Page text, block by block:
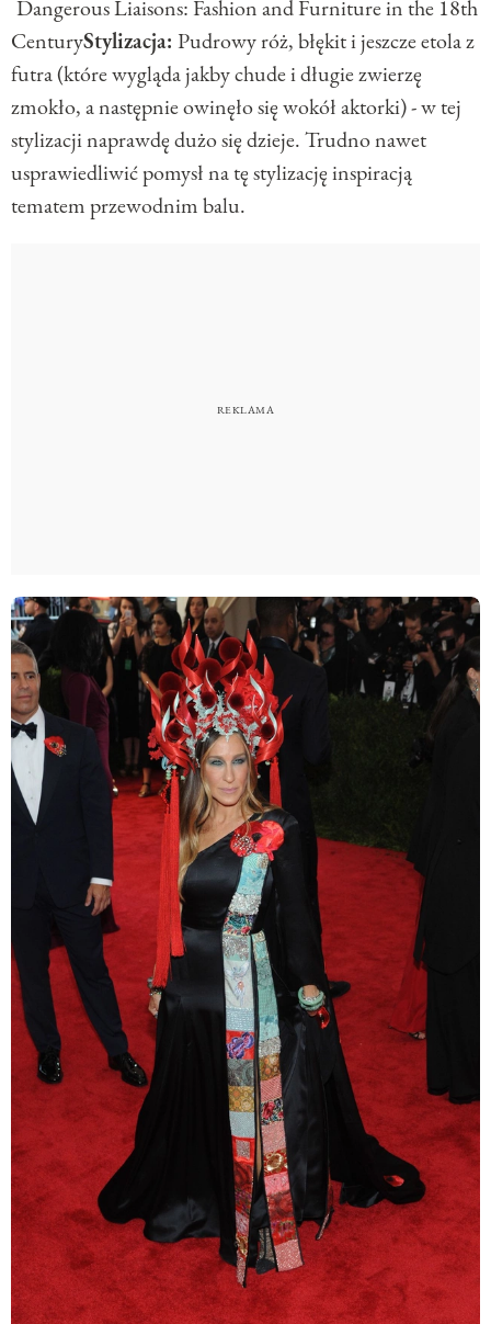
Dangerous Liaisons: Fashion and Furniture in the 18th
CenturyStylizacja: Pudrowy róż, błękit i jeszcze etola z
futra (które wygląda jakby chude i długie zwierzę
zmokło, a następnie owinęło się wokół aktorki) - w tej
stylizacji naprawdę dużo się dzieje. Trudno nawet
usprawiedliwić pomysł na tę stylizację inspiracją
tematem przewodnim balu.